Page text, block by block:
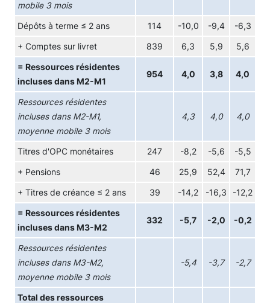
mobile 3 mois
Dépôts à terme ≤ 2 ans 114 -10,0 -9,4 -6,3
+ Comptes sur livret 839 6,3 5,9 5,6
= Ressources résidentes
incluses dans M2-M1
954 4,0 3,8 4,0
Ressources résidentes
incluses dans M2-M1,
moyenne mobile 3 mois
4,3 4,0 4,0
Titres d'OPC monétaires 247 -8,2 -5,6 -5,5
+ Pensions 46 25,9 52,4 71,7
+ Titres de créance ≤ 2 ans 39 -14,2 -16,3 -12,2
= Ressources résidentes
incluses dans M3-M2
332 -5,7 -2,0 -0,2
Ressources résidentes
incluses dans M3-M2,
moyenne mobile 3 mois
-5,4 -3,7 -2,7
Total des ressources